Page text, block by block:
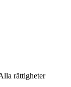
rättigheter